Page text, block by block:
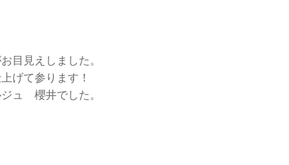
目見えしました。
げて参ります！
ュ 櫻井でした。